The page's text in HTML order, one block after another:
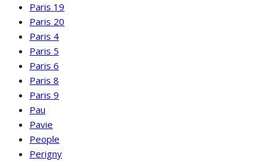
Paris 19
Paris 20
Paris 4
Paris 5
Paris 6
Paris 8
Paris 9
Pau
Pavie
People
Perigny